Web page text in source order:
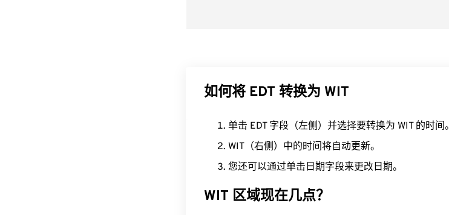
如何将 EDT 转换为 WIT
单击 EDT 字段（左侧）并选择要转换为 WIT 的时间。
WIT（右侧）中的时间将自动更新。
您还可以通过单击日期字段来更改日期。
WIT 区域现在几点？